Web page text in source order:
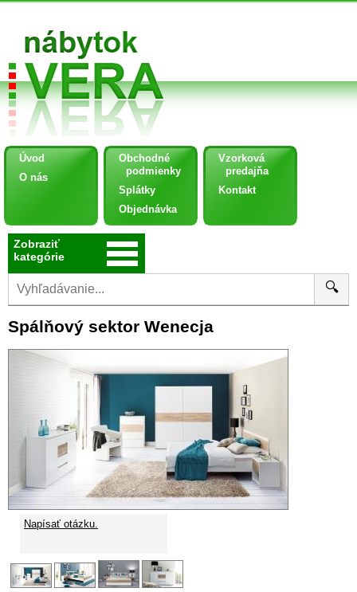
Úvod
O nás
Obchodné
podmienky
Splátky
Objednávka
Vzorková
predajňa
Kontakt
Zobraziť
kategórie
🔍
Spálňový sektor Wenecja
Napísať otázku.